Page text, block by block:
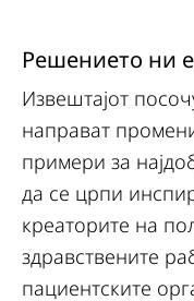
Решението ни
Извештајот
направат
примери за
да се црпи
креаторите на
здравствените
пациентските